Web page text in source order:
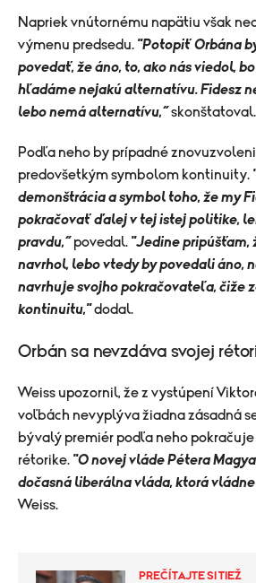
Napriek vnútornému napätiu však
výmenu predsedu. "Potopiť Orbána
povedať, že áno, to, ako nás viedol,
hľadáme nejakú alternatívu. Fidesz
lebo nemá alternatívu,“skonštatoval.
Podľa neho by prípadné
predovšetkým symbolom kontinuity.
demonštrácia a symbol toho, že my
pokračovať ďalej v tej istej politike,
pravdu,“povedal. "Jedine pripúšťam,
navrhol, lebo vtedy by povedali áno,
navrhuje svojho pokračovateľa, čiže
kontinuitu,"dodal.
Orbán sa nevzdáva svojej
Weiss upozornil, že z vystúpení
voľbách nevyplýva žiadna zásadná
bývalý premiér podľa neho
rétorike. "O novej vláde Pétera
dočasná liberálna vláda, ktorá vládne
Weiss.
PREČÍTAJTE SI TIEŽ